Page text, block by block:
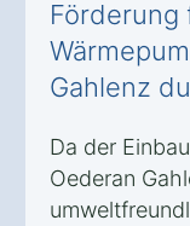
Förderung
Gahlenz
Da der
Oederan